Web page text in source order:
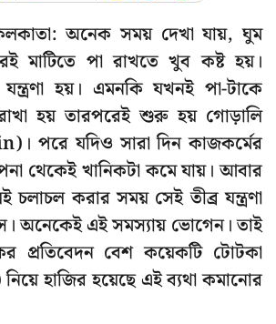
অনেক সময় দেখা যায়, ঘুম
মাটিতে পা রাখতে খুব কষ্ট হয়।
হয়। এমনকি যখনই পা-টাকে
রাখা হয় তারপরেই শুরু হয় গোড়ালি
পরে যদিও সারা দিন কাজকর্মের
থেকেই খানিকটা কমে যায়। আবার
চলাচল করার সময় সেই তীব্র যন্ত্রণা
অনেকেই এই সমস্যায় ভোগেন। তাই
প্রতিবেদন বেশ কয়েকটি টোটকা
হাজির হয়েছে এই ব্যথা কমানোর